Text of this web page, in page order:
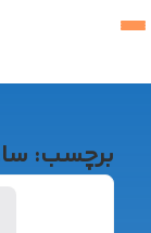
برچسب: